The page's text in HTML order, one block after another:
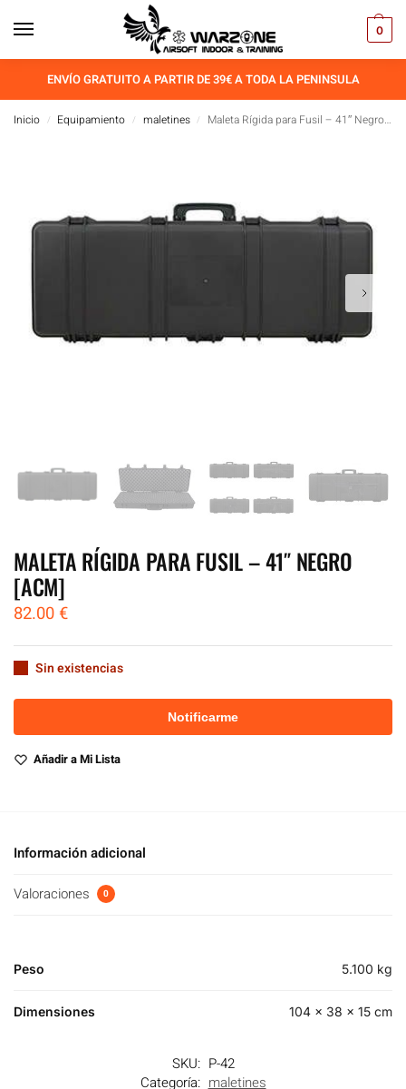
0
ENVÍO GRATUITO A PARTIR DE 39€ A TODA LA PENINSULA
Inicio / Equipamiento / maletines / Maleta Rígida para Fusil – 41″ Negro [ACM]
MALETA RÍGIDA PARA FUSIL – 41″ NEGRO
[ACM]
82.00€
Sin existencias
Añadir a Mi Lista
Información adicional
Valoraciones 0
Peso 5.100 kg
Dimensiones 104 × 38 × 15 cm
SKU: P-42
Categoría: maletines